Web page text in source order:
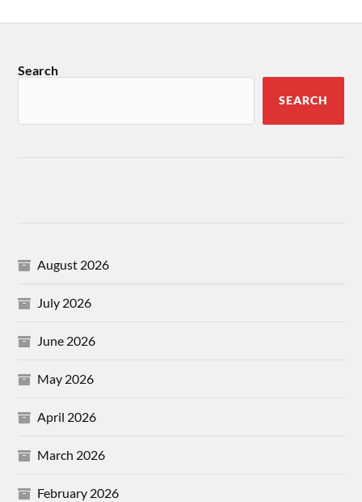
Search
SEARCH
August 2026
July 2026
June 2026
May 2026
April 2026
March 2026
February 2026